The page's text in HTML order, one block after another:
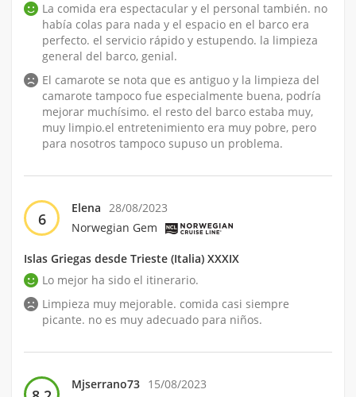
La comida era espectacular y el personal también. no
había colas para nada y el espacio en el barco era
perfecto. el servicio rápido y estupendo. la limpieza
general del barco, genial.
El camarote se nota que es antiguo y la limpieza del
camarote tampoco fue especialmente buena, podría
mejorar muchísimo. el resto del barco estaba muy,
muy limpio.el entretenimiento era muy pobre, pero
para nosotros tampoco supuso un problema.
6
Elena 28/08/2023
Norwegian Gem
Islas Griegas desde Trieste (Italia) XXXIX
Lo mejor ha sido el itinerario.
Limpieza muy mejorable. comida casi siempre
picante. no es muy adecuado para niños.
Mjserrano73 15/08/2023